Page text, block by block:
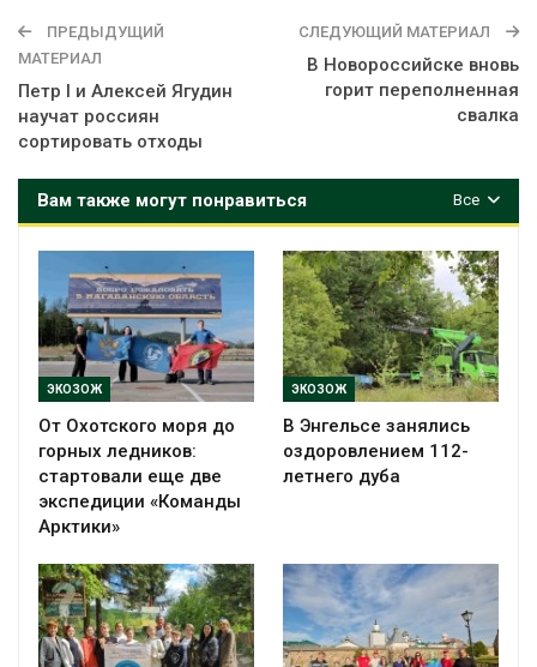
ПРЕДЫДУЩИЙ
МАТЕРИАЛ
Петр I и Алексей Ягудин
научат россиян
сортировать отходы
СЛЕДУЮЩИЙ МАТЕРИАЛ
В Новороссийске вновь
горит переполненная
свалка
Все
Вам также могут понравиться
ЭКОЗОЖ
От Охотского моря до
горных ледников:
стартовали еще две
экспедиции «Команды
Арктики»
ЭКОЗОЖ
В Энгельсе занялись
оздоровлением 112-
летнего дуба